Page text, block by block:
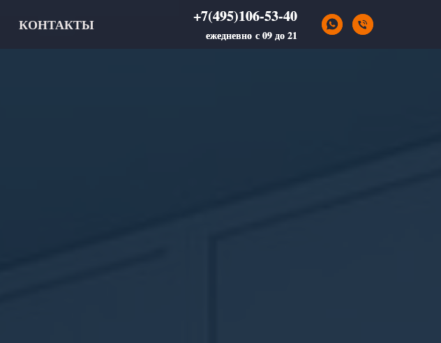
КОНТАКТЫ +7(495)106-53-40
ежедневно с 09 до 21
+7(495)106-53-40
ежедневно с 09 до 21